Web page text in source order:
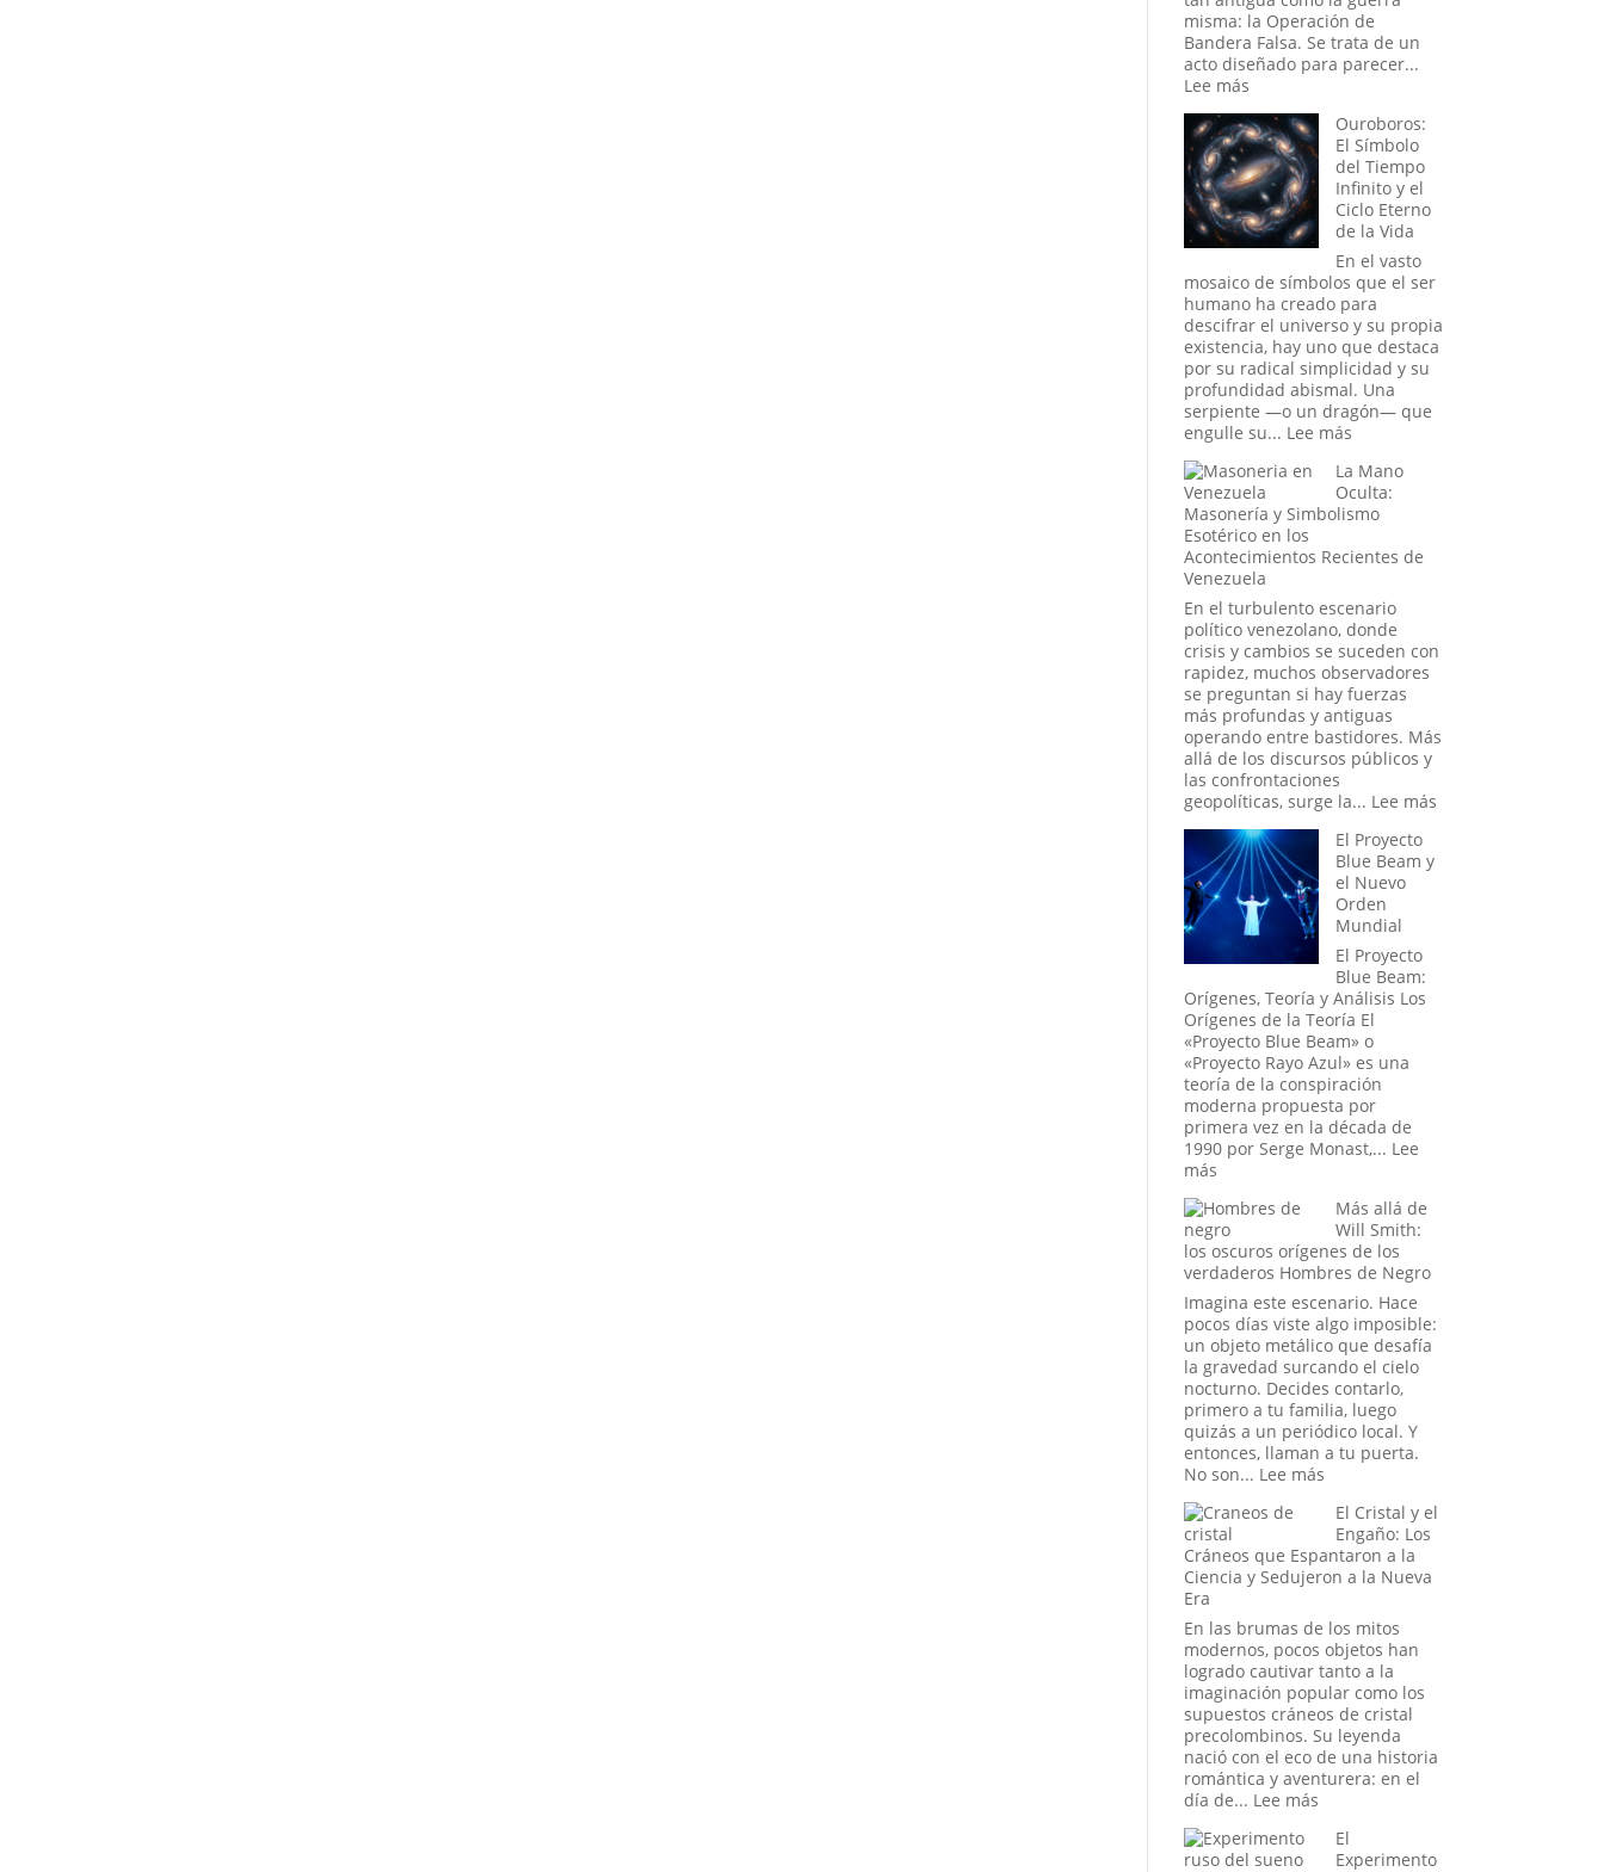
Seda
misma: la Operación de
Bandera Falsa. Se trata de un
acto diseñado para parecer...
Lee más
de
Bandera
Falsa
en
la
Historia:
¿Hasta
Dónde
Llega
la
Ingeniería
Social?
Ouroboros:
El Símbolo
del Tiempo
Infinito y el
Ciclo Eterno
de la Vida
En el vasto
mosaico de símbolos que el ser
humano ha creado para
descifrar el universo y su propia
existencia, hay uno que destaca
por su radical simplicidad y su
profundidad abismal. Una
serpiente —o un dragón— que
engulle su... Lee más
El
Símbolo
del
Infinito
el
Ciclo
Eterno
de
la
Vida
La Mano
Oculta:
Masonería y Simbolismo
Esotérico en los
Acontecimientos Recientes de
Venezuela
En el turbulento escenario
político venezolano, donde
crisis y cambios se suceden con
rapidez, muchos observadores
se preguntan si hay fuerzas
más profundas y antiguas
operando entre bastidores. Más
allá de los discursos públicos y
las confrontaciones
geopolíticas, surge la... Lee más
El Proyecto
Blue Beam y
el Nuevo
Orden
Mundial
El Proyecto
Blue Beam:
Orígenes, Teoría y Análisis Los
Orígenes de la Teoría El
«Proyecto Blue Beam» o
«Proyecto Rayo Azul» es una
teoría de la conspiración
moderna propuesta por
primera vez en la década de
1990 por Serge Monast,... Lee
más
Proyecto
Blue
Beam
y
el
Nuevo
Orden
Mundial
Más allá de
Will Smith:
los oscuros orígenes de los
verdaderos Hombres de Negro
Imagina este escenario. Hace
pocos días viste algo imposible:
un objeto metálico que desafía
la gravedad surcando el cielo
nocturno. Decides contarlo,
primero a tu familia, luego
quizás a un periódico local. Y
entonces, llaman a tu puerta.
No son... Lee más
allá
de
Will
Smith:
oscuros
orígenes
de
los
verdaderos
Hombres
de
Negro
El Cristal y el
Engaño: Los
Cráneos que Espantaron a la
Ciencia y Sedujeron a la Nueva
Era
En las brumas de los mitos
modernos, pocos objetos han
logrado cautivar tanto a la
imaginación popular como los
supuestos cráneos de cristal
precolombinos. Su leyenda
nació con el eco de una historia
romántica y aventurera: en el
día de... Lee más
Cristal
El
Experimento